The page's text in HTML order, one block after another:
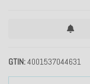
GTIN 4001537044631